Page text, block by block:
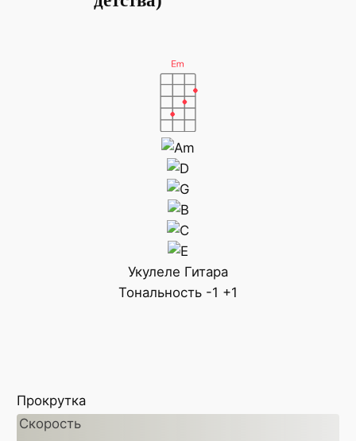
Укулеле Гитара
Тональность -1 +1
Прокрутка
Скорость